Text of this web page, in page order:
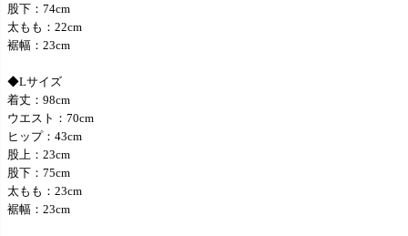
股下：74cm
太もも：22cm
裾幅：23cm
◆Lサイズ
着丈：98cm
ウエスト：70cm
ヒップ：43cm
股上：23cm
股下：75cm
太もも：23cm
裾幅：23cm